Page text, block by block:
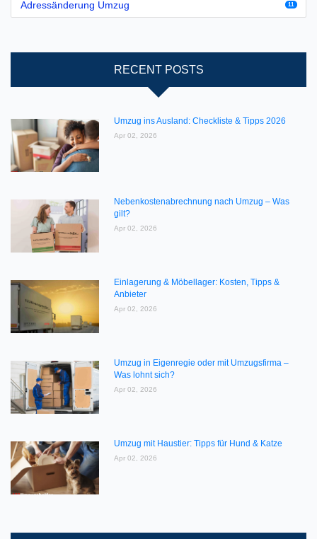
Adressänderung Umzug 11
RECENT POSTS
Umzug ins Ausland: Checkliste & Tipps 2026
Apr 02, 2026
Nebenkostenabrechnung nach Umzug – Was
gilt?
Apr 02, 2026
Einlagerung & Möbellager: Kosten, Tipps &
Anbieter
Apr 02, 2026
Umzug in Eigenregie oder mit Umzugsfirma –
Was lohnt sich?
Apr 02, 2026
Umzug mit Haustier: Tipps für Hund & Katze
Apr 02, 2026